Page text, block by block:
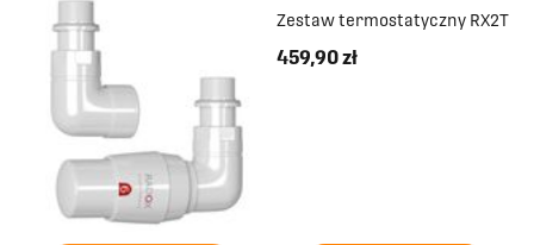
Zestaw termostatyczny RX2T
459,90 zł